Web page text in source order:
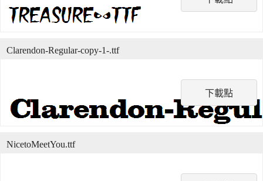
下載點
Clarendon-Regular-copy-1-.ttf
NicetoMeetYou.ttf